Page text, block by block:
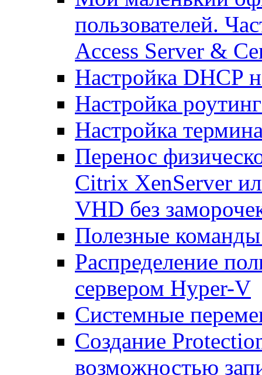
пользователей.
Access Server &
Настройка DHCP
Настройка
Настройка
Перенос
Citrix XenServer
VHD без
Полезные
Распределение
сервером Hyper-V
Системные
Создание
возможностью